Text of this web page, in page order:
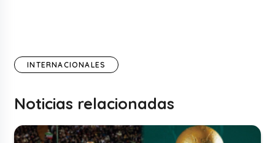
INTERNACIONALES
Noticias relacionadas